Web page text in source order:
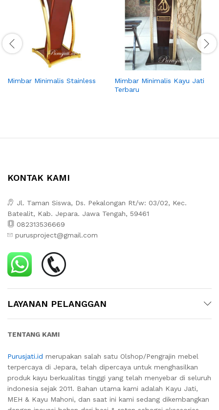
Mimbar Minimalis Stainless
Mimbar Minimalis Kayu Jati
Terbaru
KONTAK KAMI
Jl. Taman Siswa, Ds. Pekalongan Rt/w: 03/02, Kec.
Batealit, Kab. Jepara. Jawa Tengah, 59461
082313536669
purusproject@gmail.com
LAYANAN PELANGGAN
TENTANG KAMI
Purusjati.id merupakan salah satu Olshop/Pengrajin mebel
terpercaya di Jepara, telah dipercaya untuk menghasilkan
produk kayu berkualitas tinggi yang telah menyebar di seluruh
indonesia sejak 2011. Bahan utama kami adalah Kayu Jati,
MEH & Kayu Mahoni, dan saat ini kami sedang dikembangkan